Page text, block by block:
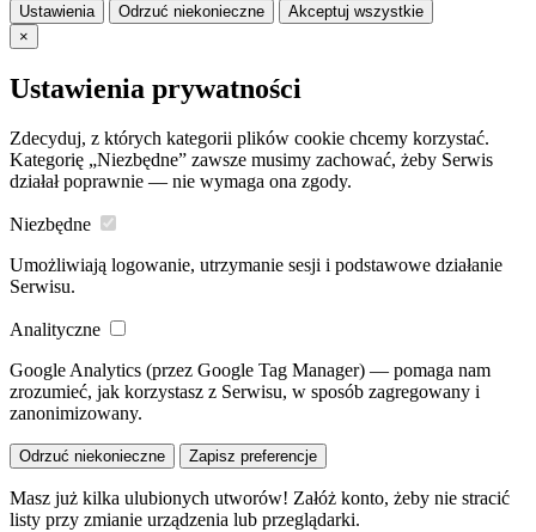
Ustawienia Odrzuć niekonieczne
Akceptuj wszystkie
×
Ustawienia prywatności
Zdecyduj, z których kategorii plików cookie chcemy korzystać.
Kategorię „Niezbędne” zawsze musimy zachować, żeby Serwis
działał poprawnie — nie wymaga ona zgody.
Niezbędne
Umożliwiają logowanie, utrzymanie sesji i podstawowe działanie
Serwisu.
Analityczne
Google Analytics (przez Google Tag Manager) — pomaga nam
zrozumieć, jak korzystasz z Serwisu, w sposób zagregowany i
zanonimizowany.
Odrzuć niekonieczne Zapisz preferencje
Masz już kilka ulubionych utworów! Załóż konto, żeby nie stracić
listy przy zmianie urządzenia lub przeglądarki.